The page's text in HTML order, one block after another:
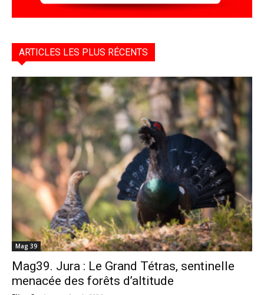
ARTICLES LES PLUS RÉCENTS
Mag 39
Mag39. Jura : Le Grand Tétras, sentinelle
menacée des forêts d’altitude